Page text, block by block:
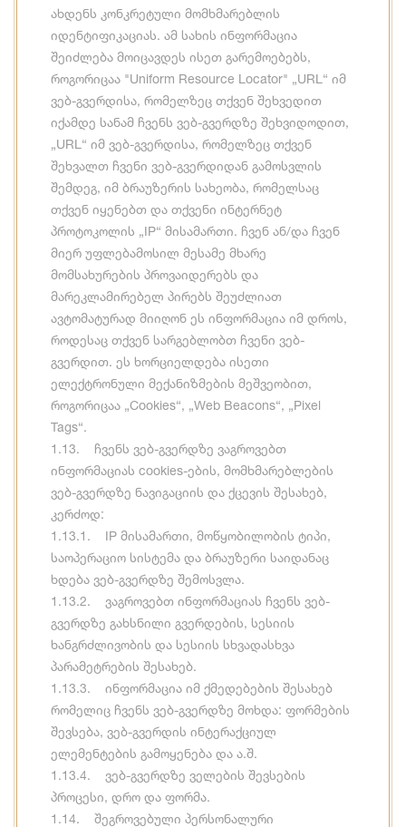
ახდენს კონკრეტული მომხმარებლის
იდენტიფიკაციას. ამ სახის ინფორმაცია
შეიძლება მოიცავდეს ისეთ გარემოებებს,
როგორიცაა "Uniform Resource Locator" „URL“ იმ
ვებ-გვერდისა, რომელზეც თქვენ შეხვედით
იქამდე სანამ ჩვენს ვებ-გვერდზე შეხვიდოდით,
„URL“ იმ ვებ-გვერდისა, რომელზეც თქვენ
შეხვალთ ჩვენი ვებ-გვერდიდან გამოსვლის
შემდეგ, იმ ბრაუზერის სახეობა, რომელსაც
თქვენ იყენებთ და თქვენი ინტერნეტ
პროტოკოლის „IP“ მისამართი. ჩვენ ან/და ჩვენ
მიერ უფლებამოსილ მესამე მხარე
მომსახურების პროვაიდერებს და
მარეკლამირებელ პირებს შეუძლიათ
ავტომატურად მიიღონ ეს ინფორმაცია იმ დროს,
როდესაც თქვენ სარგებლობთ ჩვენი ვებ-
გვერდით. ეს ხორციელდება ისეთი
ელექტრონული მექანიზმების მეშვეობით,
როგორიცაა „Cookies“, „Web Beacons“, „Pixel
Tags“.
1.13. ჩვენს ვებ-გვერდზე ვაგროვებთ
ინფორმაციას cookies-ების, მომხმარებლების
ვებ-გვერდზე ნავიგაციის და ქცევის შესახებ,
კერძოდ:
1.13.1. IP მისამართი, მოწყობილობის ტიპი,
საოპერაციო სისტემა და ბრაუზერი საიდანაც
ხდება ვებ-გვერდზე შემოსვლა.
1.13.2. ვაგროვებთ ინფორმაციას ჩვენს ვებ-
გვერდზე გახსნილი გვერდების, სესიის
ხანგრძლივობის და სესიის სხვადასხვა
პარამეტრების შესახებ.
1.13.3. ინფორმაცია იმ ქმედებების შესახებ
რომელიც ჩვენს ვებ-გვერდზე მოხდა: ფორმების
შევსება, ვებ-გვერდის ინტერაქციულ
ელემენტების გამოყენება და ა.შ.
1.13.4. ვებ-გვერდზე ველების შევსების
პროცესი, დრო და ფორმა.
1.14. შეგროვებული პერსონალური